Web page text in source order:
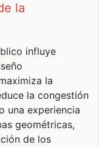
influye
la
la congestión
una experiencia
geométricas,
de los